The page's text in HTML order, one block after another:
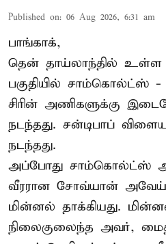
Published on: 06 Aug 2026, 6:31 am
பாங்காக்,
தென் தாய்லாந்தில்
பகுதியில்
சிரின் அணிகளுக்கு
நடந்தது. சன்டிபாப்
நடந்தது.
அப்போது சாம்கொல்ட்ஸ்
வீரரான சோவ்யான் அவேய்
மின்னல் தாக்கியது.
நிலைகுலைந்த அவர்,